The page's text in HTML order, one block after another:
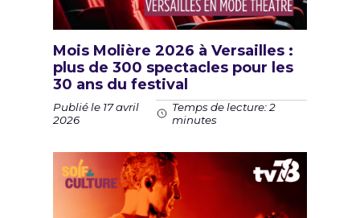
Mois Molière 2026 à Versailles :
plus de 300 spectacles pour les
30 ans du festival
Publié le 17 avril
2026
Temps de lecture: 2
minutes